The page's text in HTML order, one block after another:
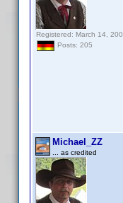
Registered: March 14,
Posts: 205
Michael_ZZ
... as credited